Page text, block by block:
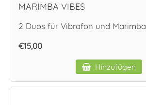
MARIMBA VIBES
2 Duos für Vibrafon und Marimba
€15,00
Hinzufügen